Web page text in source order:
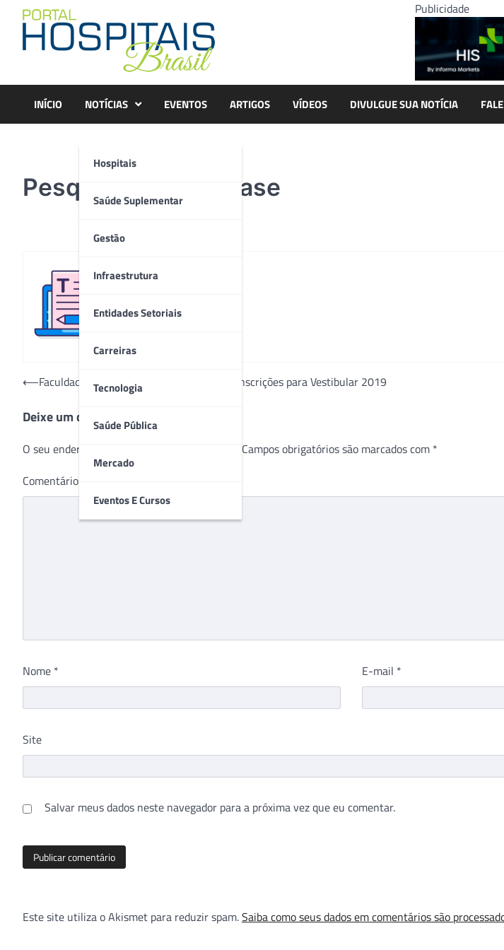
content
Publicidade
INÍCIO NOTÍCIAS
Hospitais
Saúde Suplementar
Gestão
Infraestrutura
Entidades Setoriais
Carreiras
Tecnologia
Saúde Pública
Mercado
Eventos E Cursos
EVENTOS ARTIGOS VÍDEOS DIVULGUE SUA NOTÍCIA
Pesquisa na FMP Fase
Navegação
Post
⟵Faculdade de Medicina de Petrópolis tem inscrições para Vestibular 2019
Deixe um comentário
O seu endereço de e-mail não será publicado. Campos obrigatórios são marcados com *
Comentário
Nome * E-mail *
Site
Salvar meus dados neste navegador para a próxima vez que eu comentar.
Este site utiliza o Akismet para reduzir spam.Saiba como seus dados em comentários são